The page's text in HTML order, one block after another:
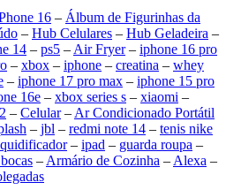
16 – Álbum de Figurinhas da
– Hub Celulares – Hub Geladeira –
14 – ps5 – Air Fryer– iphone 16 pro
– xbox – iphone – creatina – whey
– iphone 17 pro max – iphone 15 pro
16e – xbox series s – xiaomi –
– Celular– Ar Condicionado Portátil
– jbl – redmi note 14 – tenis nike
– ipad – guarda roupa –
– Armário de Cozinha – Alexa –